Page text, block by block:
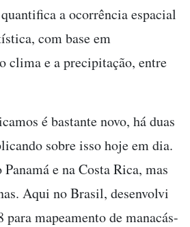
a ocorrência espacial
com base em
clima e a precipitação, entre
é bastante novo, há duas
sobre isso hoje em dia.
e na Costa Rica, mas
Aqui no Brasil, desenvolvi
mapeamento de manacás-